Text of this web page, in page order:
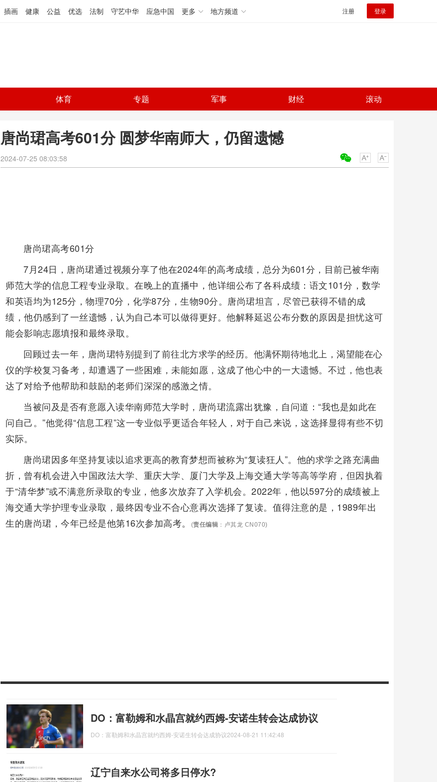
插画 健康 公益 优选 法制 守艺中华 应急中国 更多 地方频道 注册 登录
体育 专题 军事 财经 滚动
唐尚珺高考601分 圆梦华南师大，仍留遗憾
2024-07-25 08:03:58
唐尚珺高考601分
7月24日，唐尚珺通过视频分享了他在2024年的高考成绩，总分为601分，目前已被华南
师范大学的信息工程专业录取。在晚上的直播中，他详细公布了各科成绩：语文101分，数学
和英语均为125分，物理70分，化学87分，生物90分。唐尚珺坦言，尽管已获得不错的成
绩，他仍感到了一丝遗憾，认为自己本可以做得更好。他解释延迟公布分数的原因是担忧这可
能会影响志愿填报和最终录取。
回顾过去一年，唐尚珺特别提到了前往北方求学的经历。他满怀期待地北上，渴望能在心
仪的学校复习备考，却遭遇了一些困难，未能如愿，这成了他心中的一大遗憾。不过，他也表
达了对给予他帮助和鼓励的老师们深深的感激之情。
当被问及是否有意愿入读华南师范大学时，唐尚珺流露出犹豫，自问道：“我也是如此在
问自己。”他觉得“信息工程”这一专业似乎更适合年轻人，对于自己来说，这选择显得有些不切
实际。
唐尚珺因多年坚持复读以追求更高的教育梦想而被称为“复读狂人”。他的求学之路充满曲
折，曾有机会进入中国政法大学、重庆大学、厦门大学及上海交通大学等高等学府，但因执着
于“清华梦”或不满意所录取的专业，他多次放弃了入学机会。2022年，他以597分的成绩被上
海交通大学护理专业录取，最终因专业不合心意再次选择了复读。值得注意的是，1989年出
生的唐尚珺，今年已经是他第16次参加高考。
(责任编辑 ：卢其龙 CN070)
DO：富勒姆和水晶宫就约西姆-安诺生转会达成协议
DO：富勒姆和水晶宫就约西姆-安诺生转会达成协议2024-08-21 11:42:48
辽宁自来水公司将多日停水?